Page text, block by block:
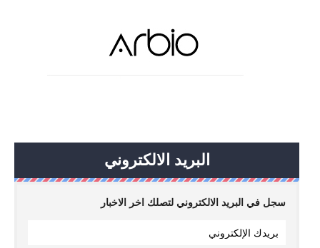
البريد الالكتروني
سجل في البريد الالكتروني لتصلك اخر الاخبار